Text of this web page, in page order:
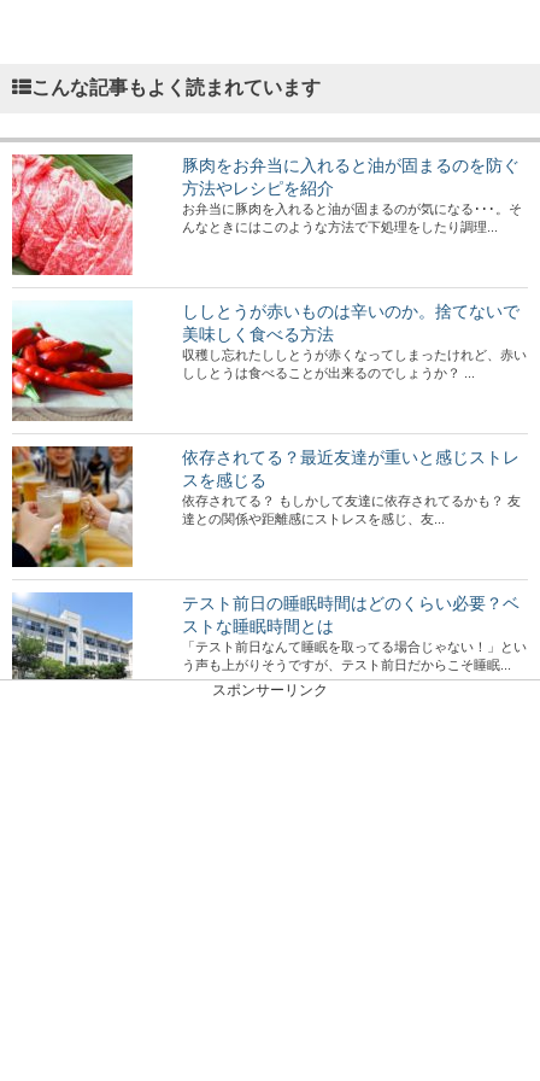
こんな記事もよく読まれています
豚肉をお弁当に入れると油が固まるのを防ぐ
方法やレシピを紹介
お弁当に豚肉を入れると油が固まるのが気になる･･･。そ
んなときにはこのような方法で下処理をしたり調理...
ししとうが赤いものは辛いのか。捨てないで
美味しく食べる方法
収穫し忘れたししとうが赤くなってしまったけれど、赤い
ししとうは食べることが出来るのでしょうか？ ...
依存されてる？最近友達が重いと感じストレ
スを感じる
依存されてる？ もしかして友達に依存されてるかも？ 友
達との関係や距離感にストレスを感じ、友...
テスト前日の睡眠時間はどのくらい必要？ベ
ストな睡眠時間とは
「テスト前日なんて睡眠を取ってる場合じゃない！」とい
う声も上がりそうですが、テスト前日だからこそ睡眠...
スポンサーリンク